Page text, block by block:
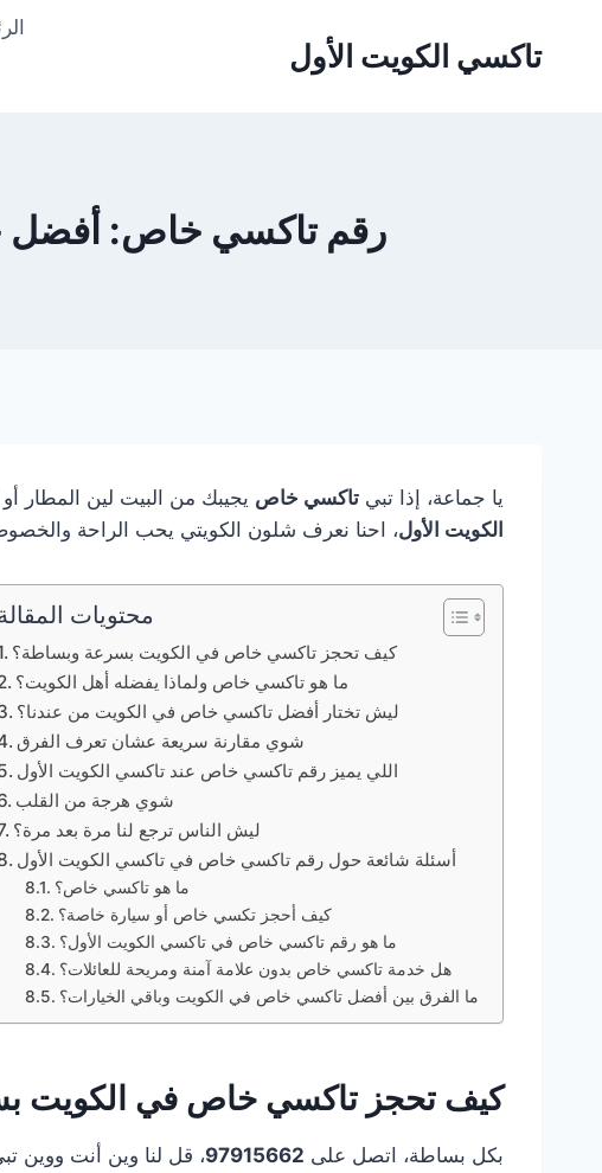
تاكسي الكويت الأول
رقم تاكسي خاص: أفضل
يا جماعة، إذا تبي تاكسي خاص يجيبك من البيت لين
الكويت الأول، احنا نعرف شلون الكويتي يحب الراحة
محتويات
كيف تحجز تاكسي خاص في الكويت بسرعة وبساطة؟
ما هو تاكسي خاص ولماذا يفضله أهل الكويت؟
ليش تختار أفضل تاكسي خاص في الكويت من عندنا؟
شوي مقارنة سريعة عشان تعرف الفرق
اللي يميز رقم تاكسي خاص عند تاكسي الكويت الأول
شوي هرجة من القلب
ليش الناس ترجع لنا مرة بعد مرة؟
أسئلة شائعة حول رقم تاكسي خاص في تاكسي الكويت الأول
ما هو تاكسي خاص؟
كيف أحجز تكسي خاص أو سيارة خاصة؟
ما هو رقم تاكسي خاص في تاكسي الكويت الأول؟
هل خدمة تاكسي خاص بدون علامة آمنة ومريحة للعائلات؟
ما الفرق بين أفضل تاكسي خاص في الكويت وباقي الخيارات؟
كيف تحجز تاكسي خاص في الكويت
بكل بساطة، اتصل على 97915662، قل لنا وين أنت ووين